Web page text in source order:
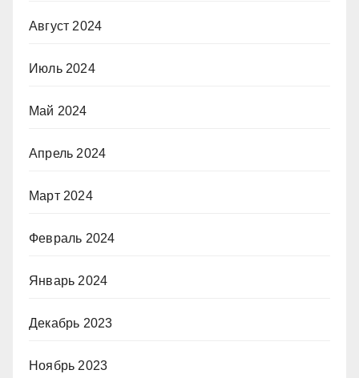
Август 2024
Июль 2024
Май 2024
Апрель 2024
Март 2024
Февраль 2024
Январь 2024
Декабрь 2023
Ноябрь 2023